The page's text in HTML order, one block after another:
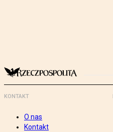
KONTAKT
O nas
Kontakt